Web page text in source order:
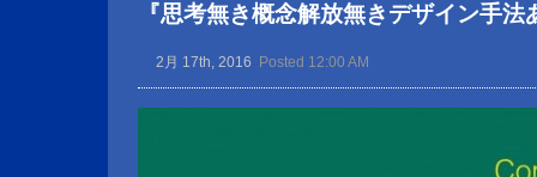
『思考無き概念解放無きデザイン手法
2月 17th, 2016 Posted 12:00 AM